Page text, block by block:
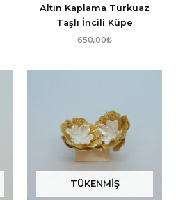
Altın Kaplama Turkuaz
Taşlı İncili Küpe
650,00₺
TÜKENMIŞ